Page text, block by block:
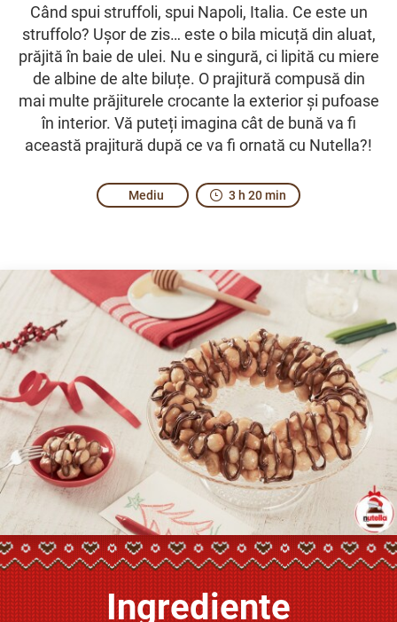
Când spui struffoli, spui Napoli, Italia. Ce este un
struffolo? Ușor de zis… este o bila micuță din aluat,
prăjită în baie de ulei. Nu e singură, ci lipită cu miere
de albine de alte biluțe. O prajitură compusă din
mai multe prăjiturele crocante la exterior și pufoase
în interior. Vă puteți imagina cât de bună va fi
această prajitură după ce va fi ornată cu Nutella?!
Mediu 3 h 20 min
Ingrediente